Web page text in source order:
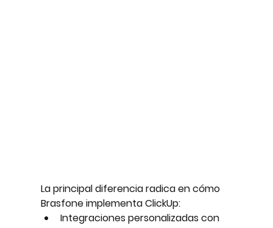
La principal diferencia radica en cómo
Brasfone implementa ClickUp:
Integraciones personalizadas con